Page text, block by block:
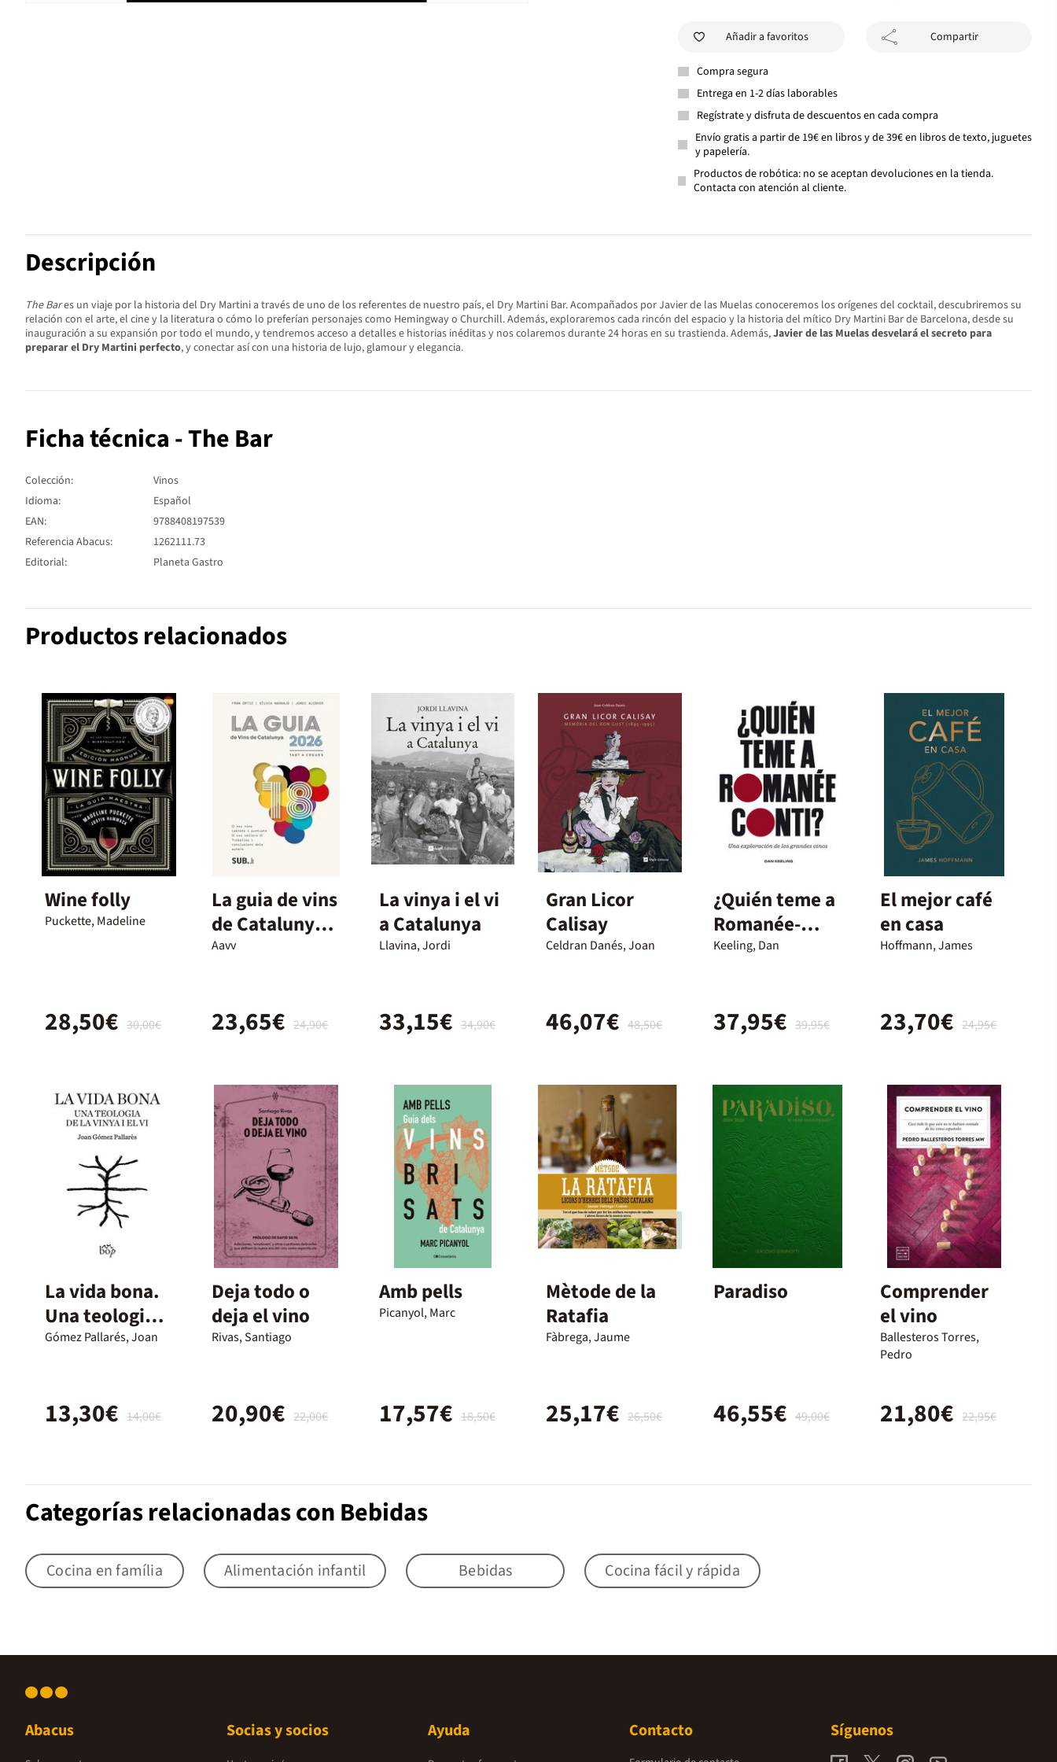
Añadir a favoritos Compartir
Compra segura
Entrega en 1-2 días laborables
Regístrate y disfruta de descuentos en cada compra
Envío gratis a partir de 19€ en libros y de 39€ en libros de texto, juguetes
y papelería.
Productos de robótica: no se aceptan devoluciones en la tienda.
Contacta con atención al cliente.
Descripción
The Bares un viaje por la historia del Dry Martini a través de uno de los referentes de nuestro país, el Dry Martini Bar. Acompañados por Javier de las Muelas conoceremos los orígenes del cocktail, descubriremos su
relación con el arte, el cine y la literatura o cómo lo preferían personajes como Hemingway o Churchill. Además, exploraremos cada rincón del espacio y la historia del mítico Dry Martini Bar de Barcelona, desde su
inauguración a su expansión por todo el mundo, y tendremos acceso a detalles e historias inéditas y nos colaremos durante 24 horas en su trastienda. Además,Javier de las Muelas desvelará el secreto para
preparar el Dry Martini perfecto, y conectar así con una historia de lujo, glamour y elegancia.
Ficha técnica - The Bar
Colección:
Vinos
Idioma:
Español
EAN:
9788408197539
Referencia Abacus:
1262111.73
Editorial:
Planeta Gastro
Productos relacionados
Wine folly
Puckette, Madeline
30,00€
28,50€
La guia de vins
de Catalunya
2026
Aavv
24,90€
23,65€
La vinya i el vi
a Catalunya
Llavina, Jordi
34,90€
33,15€
Gran Licor
Calisay
Celdran Danés, Joan
48,50€
46,07€
¿Quién teme a
Romanée-
Conti?
Keeling, Dan
39,95€
37,95€
El mejor café
en casa
Hoffmann, James
24,95€
23,70€
La vida bona.
Una teologia
de la vinya i el
Gómez Pallarés, Joan
14,00€
13,30€
Deja todo o
deja el vino
Rivas, Santiago
22,00€
20,90€
Amb pells
Picanyol, Marc
18,50€
17,57€
Mètode de la
Ratafia
Fàbrega, Jaume
26,50€
25,17€
Paradiso
49,00€
46,55€
Comprender
el vino
Ballesteros Torres,
Pedro
22,95€
21,80€
Categorías relacionadas con Bebidas
Cocina en família Alimentación infantil Bebidas Cocina fácil y rápida
Abacus Socias y socios Ayuda Contacto Síguenos